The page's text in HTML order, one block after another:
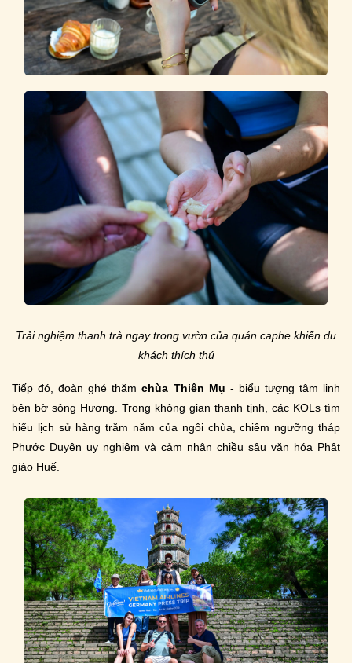
Trải nghiệm thanh trà ngay trong vườn của quán caphe khiến du
khách thích thú
Tiếp đó, đoàn ghé thămchùa Thiên Mụ - biểu tượng tâm linh
bên bờ sông Hương. Trong không gian thanh tịnh, các KOLs tìm
hiểu lịch sử hàng trăm năm của ngôi chùa, chiêm ngưỡng tháp
Phước Duyên uy nghiêm và cảm nhận chiều sâu văn hóa Phật
giáo Huế.